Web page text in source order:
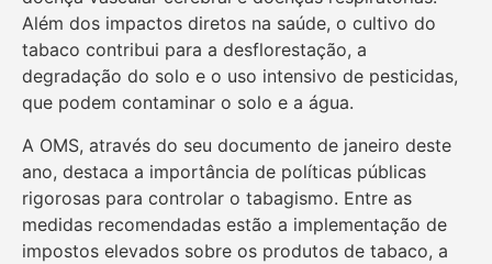
Além dos impactos diretos na saúde, o cultivo do
tabaco contribui para a desflorestação, a
degradação do solo e o uso intensivo de pesticidas,
que podem contaminar o solo e a água.
A OMS, através do seu documento de janeiro deste
ano, destaca a importância de políticas públicas
rigorosas para controlar o tabagismo. Entre as
medidas recomendadas estão a implementação de
impostos elevados sobre os produtos de tabaco, a